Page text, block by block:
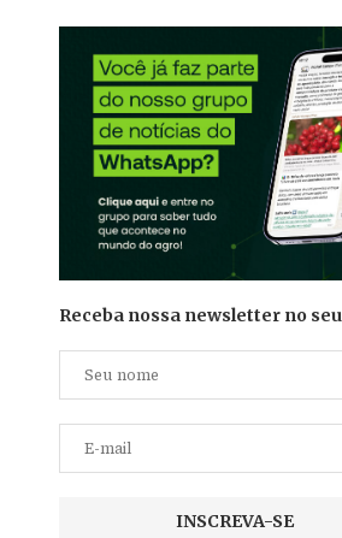
Receba nossa newsletter no